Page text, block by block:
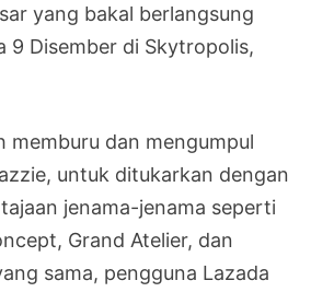
yang bakal berlangsung
9 Disember di Skytropolis,
memburu dan mengumpul
untuk ditukarkan dengan
jenama-jenama seperti
Grand Atelier, dan
sama, pengguna Lazada